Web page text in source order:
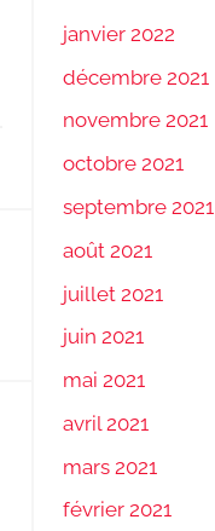
janvier 2022
décembre 2021
novembre 2021
octobre 2021
septembre 2021
août 2021
juillet 2021
juin 2021
mai 2021
avril 2021
mars 2021
février 2021